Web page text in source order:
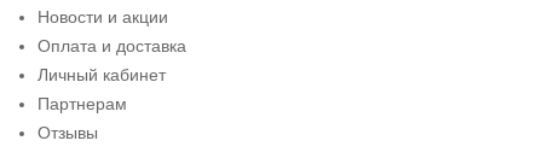
Новости и акции
Оплата и доставка
Личный кабинет
Партнерам
Отзывы